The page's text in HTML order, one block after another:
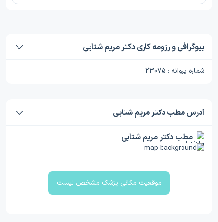
بیوگرافی و رزومه کاری دکتر مریم شتابی
شماره پروانه : 23075
آدرس مطب دکتر مریم شتابی
مطب دکتر مریم شتابی
موقعیت مکانی پزشک مشخص نیست